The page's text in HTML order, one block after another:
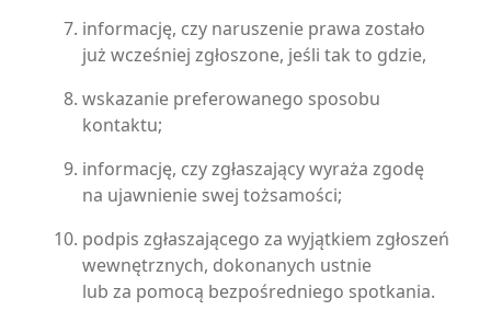
informację, czy naruszenie prawa zostało
już wcześniej zgłoszone, jeśli tak to gdzie,
wskazanie preferowanego sposobu
kontaktu;
informację, czy zgłaszający wyraża zgodę
na ujawnienie swej tożsamości;
podpis zgłaszającego za wyjątkiem zgłoszeń
wewnętrznych, dokonanych ustnie
lub za pomocą bezpośredniego spotkania.